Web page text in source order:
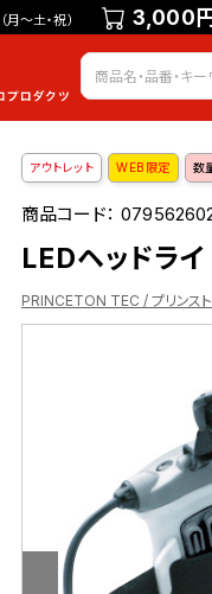
（月～土・祝） 3,000
アウトレット WEB限定 数
商品コード：
LEDヘッドラ
PRINCETON TEC / プリンス